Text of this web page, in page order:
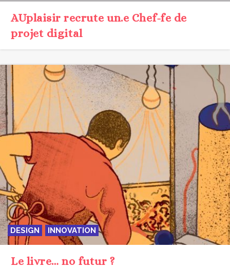
AUplaisir recrute un.e Chef-fe de
projet digital
DESIGN INNOVATION
Le livre… no futur ?